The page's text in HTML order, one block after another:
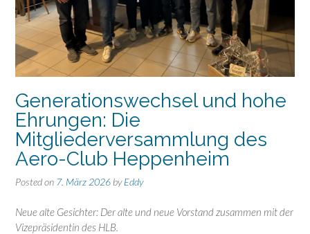
Generationswechsel und hohe
Ehrungen: Die
Mitgliederversammlung des
Aero-Club Heppenheim
Posted on 7. März 2026 byEddy
Neue alte Gesichter: Der alte und neue Vorstand zusammen mit der
Vizepräsidentin des HLB.